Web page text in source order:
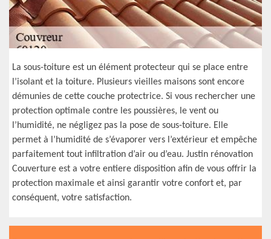
La sous-toiture est un élément protecteur qui se place entre
l’isolant et la toiture. Plusieurs vieilles maisons sont encore
démunies de cette couche protectrice. Si vous rechercher une
protection optimale contre les poussières, le vent ou
l’humidité, ne négligez pas la pose de sous-toiture. Elle
permet à l’humidité de s’évaporer vers l’extérieur et empêche
parfaitement tout infiltration d’air ou d’eau. Justin rénovation
Couverture est a votre entiere disposition afin de vous offrir la
protection maximale et ainsi garantir votre confort et, par
conséquent, votre satisfaction.